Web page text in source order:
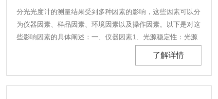
分光光度计的测量结果受到多种因素的影响，这些因素可以分
为仪器因素、样品因素、环境因素以及操作因素。以下是对这
些影响因素的具体阐述：一、仪器因素1、光源稳定性：光源
的稳定性对测量结果至关重要。如果光源强度不稳定或受到温
而影响吸光度的测量结果。2、波长准确度：波长的准确度直
接影响测量结果的准确性。如果波长存在......
了解详情